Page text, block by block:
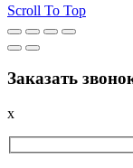
Scroll To Top
Заказать
x